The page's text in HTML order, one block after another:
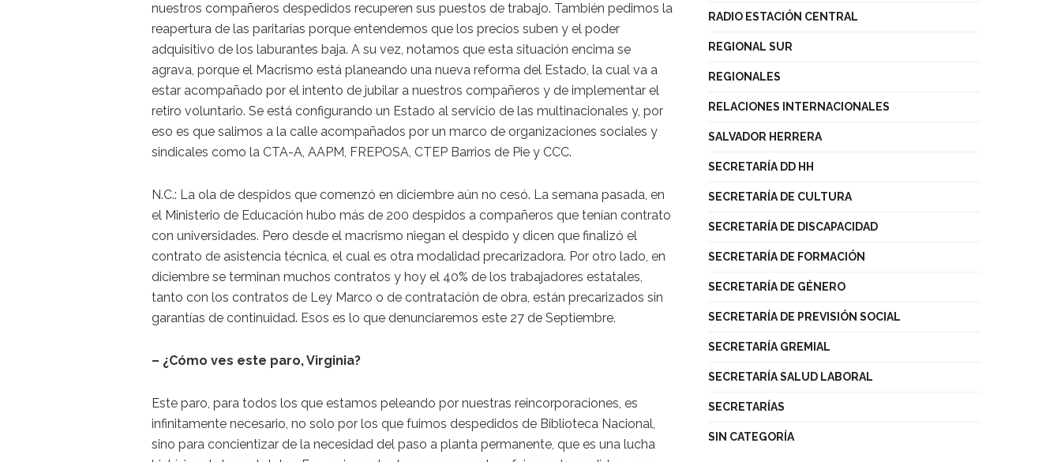
nuestros compañeros despedidos recuperen sus puestos de trabajo. También pedimos la
reapertura de las paritarias porque entendemos que los precios suben y el poder
adquisitivo de los laburantes baja. A su vez, notamos que esta situación encima se
agrava, porque el Macrismo está planeando una nueva reforma del Estado, la cual va a
estar acompañado por el intento de jubilar a nuestros compañeros y de implementar el
retiro voluntario. Se está configurando un Estado al servicio de las multinacionales y, por
eso es que salimos a la calle acompañados por un marco de organizaciones sociales y
sindicales como la CTA-A, AAPM, FREPOSA, CTEP Barrios de Pie y CCC.
N.C.: La ola de despidos que comenzó en diciembre aún no cesó. La semana pasada, en
el Ministerio de Educación hubo más de 200 despidos a compañeros que tenían contrato
con universidades. Pero desde el macrismo niegan el despido y dicen que finalizó el
contrato de asistencia técnica, el cual es otra modalidad precarizadora. Por otro lado, en
diciembre se terminan muchos contratos y hoy el 40% de los trabajadores estatales,
tanto con los contratos de Ley Marco o de contratación de obra, están precarizados sin
garantías de continuidad. Esos es lo que denunciaremos este 27 de Septiembre.
– ¿Cómo ves este paro, Virginia?
Este paro, para todos los que estamos peleando por nuestras reincorporaciones, es
infinitamente necesario, no solo por los que fuimos despedidos de Biblioteca Nacional,
sino para concientizar de la necesidad del paso a planta permanente, que es una lucha
RADIO ESTACIÓN CENTRAL
REGIONAL SUR
REGIONALES
RELACIONES INTERNACIONALES
SALVADOR HERRERA
SECRETARÍA DD HH
SECRETARÍA DE CULTURA
SECRETARÍA DE DISCAPACIDAD
SECRETARÍA DE FORMACIÓN
SECRETARÍA DE GÉNERO
SECRETARÍA DE PREVISIÓN SOCIAL
SECRETARÍA GREMIAL
SECRETARÍA SALUD LABORAL
SECRETARÍAS
SIN CATEGORÍA